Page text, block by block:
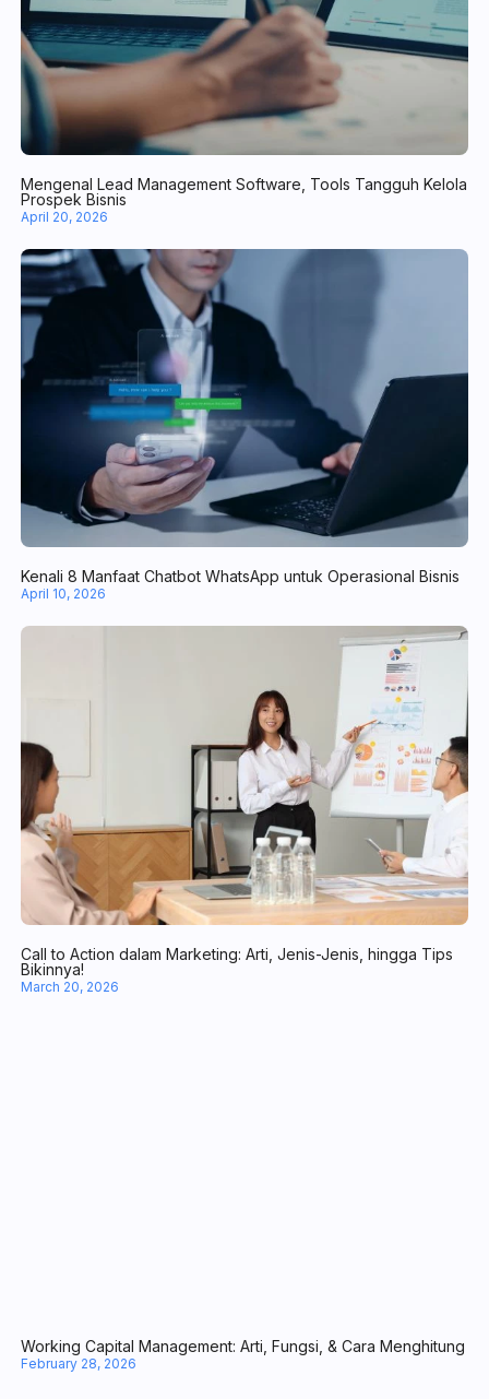
Mengenal Lead Management Software, Tools Tangguh Kelola
April 20, 2026
Kenali 8 Manfaat Chatbot WhatsApp untuk Operasional Bisnis
April 10, 2026